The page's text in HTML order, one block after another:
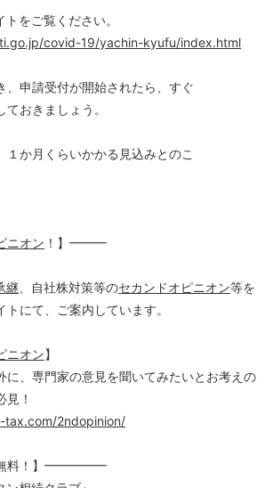
をご覧ください。
covid-19/yachin-kyufu/index.html
、申請受付が開始されたら、すぐ
おきましょう。
１か月くらいかかる見込みとのこ
ニオン ！】━━━
継 、自社株対策等のセカンドオピニオン等を
にて、ご案内しています。
ニオン】
に、専門家の意見を聞いてみたいとお考えの
！
2ndopinion/
料！】━━━━━